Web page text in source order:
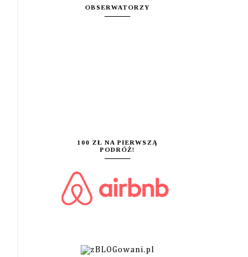
OBSERWATORZY
100 ZŁ NA PIERWSZĄ
PODRÓŻ!